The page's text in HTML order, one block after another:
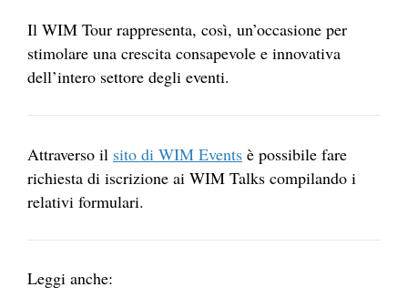
Il WIM Tour rappresenta, così, un’occasione per
stimolare una crescita consapevole e innovativa
dell’intero settore degli eventi.
Attraverso il sito di WIM Events è possibile fare
richiesta di iscrizione ai WIM Talks compilando i
relativi formulari.
Leggi anche: